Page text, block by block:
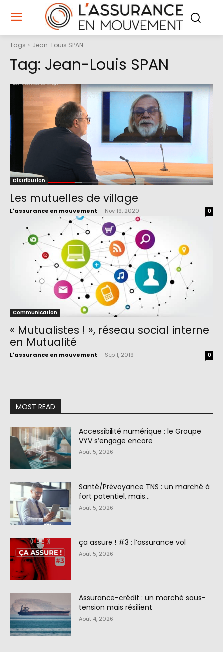
Tags Jean-Louis SPAN
Tag: Jean-Louis SPAN
Distribution
Les mutuelles de village
L'assurance en mouvement Nov 19, 2020 0
Communication
« Mutualistes ! », réseau social interne
en Mutualité
L'assurance en mouvement Sep 1, 2019 0
MOST READ
Accessibilité numérique : le Groupe
VYV s’engage encore
Août 5, 2026
Santé/Prévoyance TNS : un marché à
fort potentiel, mais…
Août 5, 2026
ça assure ! #3 : l’assurance vol
Août 5, 2026
Assurance-crédit : un marché sous-
tension mais résilient
Août 4, 2026